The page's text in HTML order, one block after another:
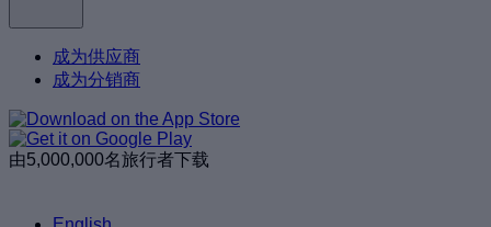
成为供应商
成为分销商
由5,000,000名旅行者下载